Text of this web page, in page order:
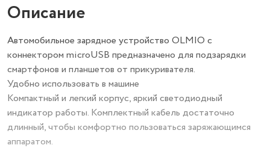
Описание
Автомобильное зарядное устройство OLMIO с
коннектором microUSB предназначено для подзарядки
смартфонов и планшетов от прикуривателя.
Удобно использовать в машине
Компактный и легкий корпус, яркий светодиодный
индикатор работы. Комплектный кабель достаточно
длинный, чтобы комфортно пользоваться заряжающимся
аппаратом.